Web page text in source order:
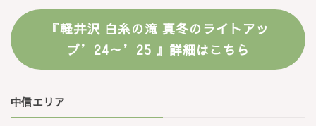
『軽井沢 白糸の滝 真冬のライトアッ
プ’24～’25 』詳細はこちら
中信エリア